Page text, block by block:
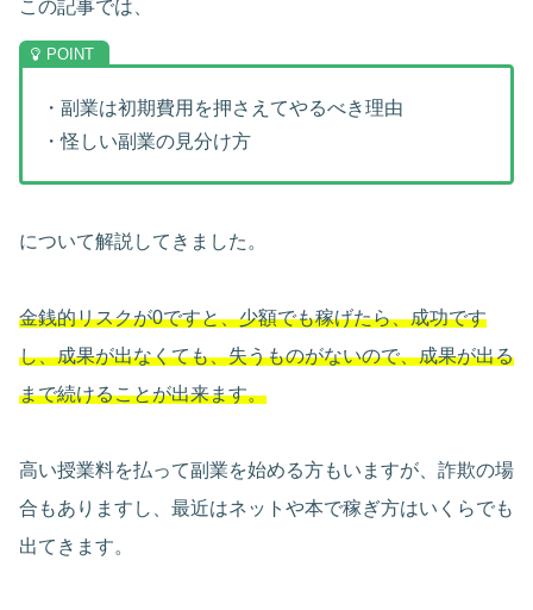
この記事では、
・副業は初期費用を押さえてやるべき理由
・怪しい副業の見分け方
について解説してきました。
金銭的リスクが0ですと、少額でも稼げたら、成功です
し、成果が出なくても、失うものがないので、成果が出る
まで続けることが出来ます。
高い授業料を払って副業を始める方もいますが、詐欺の場
合もありますし、最近はネットや本で稼ぎ方はいくらでも
出てきます。